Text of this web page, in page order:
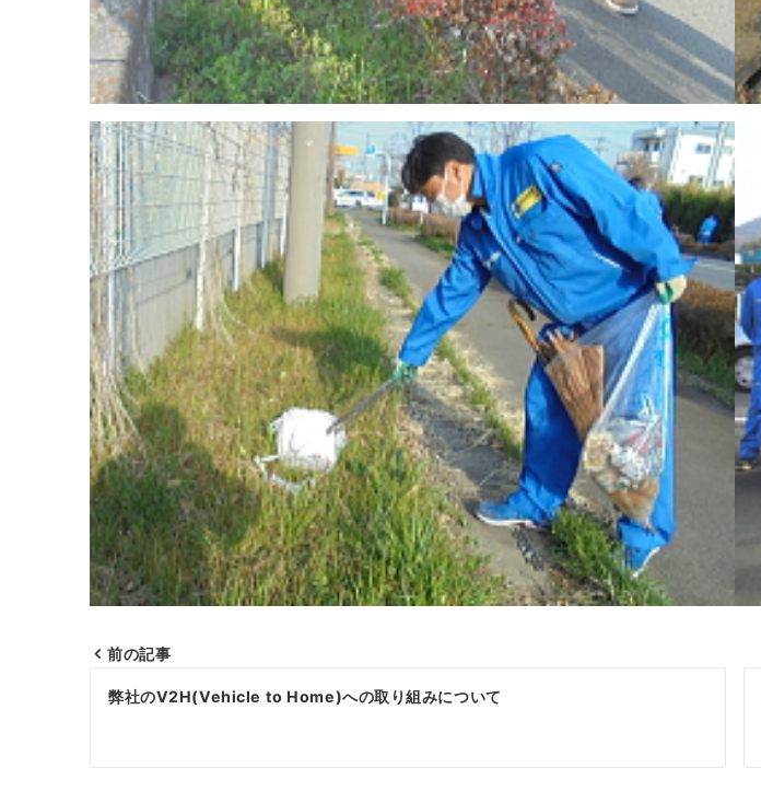
投
前の記事
弊社のV2H(Vehicle to Home)への取り組みについて